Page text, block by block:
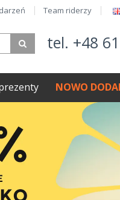
Team riderzy
tel. +48
NOWO